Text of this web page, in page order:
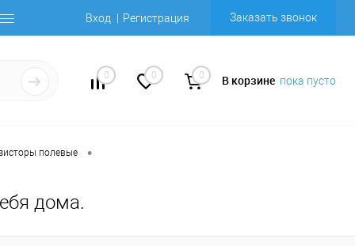
Вход Регистрация Заказать звонок
0 0 0 В корзине пока пусто
полевые •
дома.